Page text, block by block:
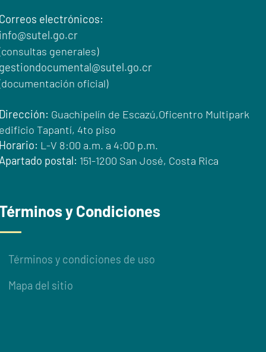
electrónicos:
generales)
oficial)
Guachipelín de Escazú,Oficentro Multipark
Tapantí, 4to piso
L-V 8:00 a.m. a 4:00 p.m.
postal: 151-1200 San José, Costa Rica
y Condiciones
Términos y condiciones de uso
Mapa del sitio